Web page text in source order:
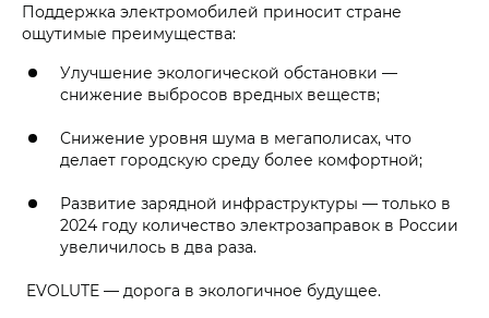
Поддержка электромобилей приносит стране
ощутимые преимущества:
Улучшение экологической обстановки —
снижение выбросов вредных веществ;
Снижение уровня шума в мегаполисах, что
делает городскую среду более комфортной;
Развитие зарядной инфраструктуры — только в
2024 году количество электрозаправок в России
увеличилось в два раза.
EVOLUTE — дорога в экологичное будущее.